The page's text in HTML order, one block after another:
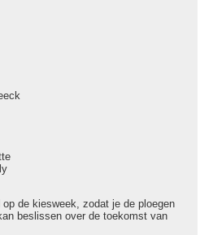
de kiesweek, zodat je de ploegen
beslissen over de toekomst van